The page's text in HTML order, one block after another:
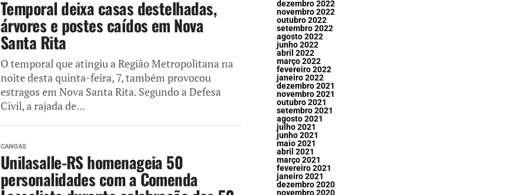
Temporal deixa casas destelhadas,
árvores e postes caídos em Nova
Santa Rita
O temporal que atingiu a Região Metropolitana na
noite desta quinta-feira, 7, também provocou
estragos em Nova Santa Rita. Segundo a Defesa
Civil, a rajada de...
CANOAS
Unilasalle-RS homenageia 50
personalidades com a Comenda
dezembro 2022
novembro 2022
outubro 2022
setembro 2022
agosto 2022
junho 2022
abril 2022
março 2022
fevereiro 2022
janeiro 2022
dezembro 2021
novembro 2021
outubro 2021
setembro 2021
agosto 2021
julho 2021
junho 2021
maio 2021
abril 2021
março 2021
fevereiro 2021
janeiro 2021
dezembro 2020
novembro 2020